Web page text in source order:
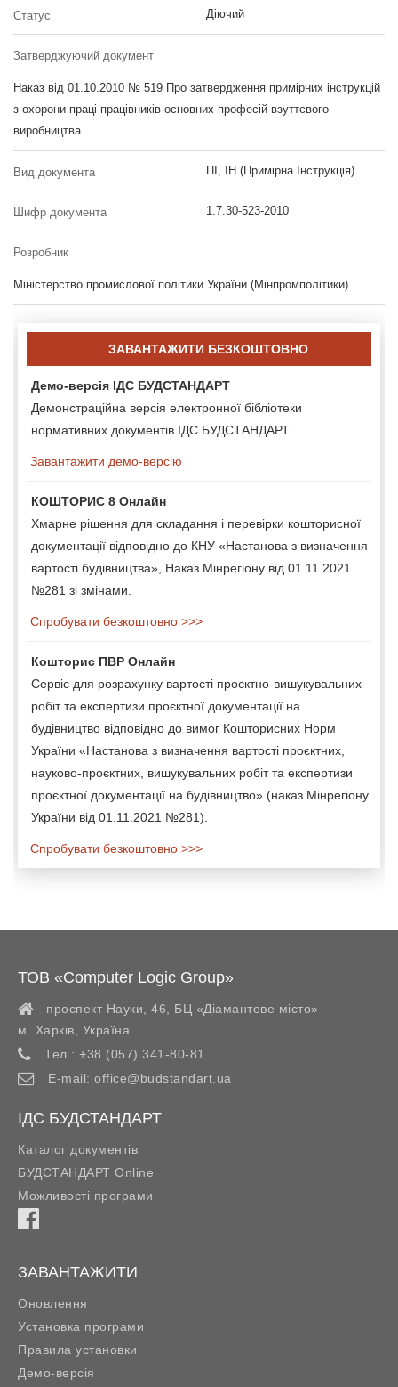
Статус Діючий
Затверджуючий документ
Наказ від 01.10.2010 № 519 Про затвердження примірних інструкцій
з охорони праці працівників основних професій взуттєвого
виробництва
Вид документа ПІ, ІН (Примірна Інструкція)
Шифр документа 1.7.30-523-2010
Розробник
Міністерство промислової політики України (Мінпромполітики)
ЗАВАНТАЖИТИ БЕЗКОШТОВНО
Демо-версія ІДС БУДСТАНДАРТ
Демонстраційна версія електронної бібліотеки
нормативних документів ІДС БУДСТАНДАРТ.
Завантажити демо-версію
КОШТОРИС 8 Онлайн
Хмарне рішення для складання і перевірки кошторисної
документації відповідно до КНУ «Настанова з визначення
вартості будівництва», Наказ Мінрегіону від 01.11.2021
№281 зі змінами.
Спробувати безкоштовно >>>
Кошторис ПВР Онлайн
Сервіс для розрахунку вартості проєктно-вишукувальних
робіт та експертизи проєктної документації на
будівництво відповідно до вимог Кошторисних Норм
України «Настанова з визначення вартості проєктних,
науково-проєктних, вишукувальних робіт та експертизи
проєктної документації на будівництво» (наказ Мінрегіону
України від 01.11.2021 №281).
Спробувати безкоштовно >>>
ТОВ «Computer Logic Group»
проспект Науки, 46, БЦ «Діамантове місто»
м. Харків
Україна
Тел.: +38 (057) 341-80-81
E-mail: office@budstandart.ua
ІДС БУДСТАНДАРТ
Каталог документів
БУДСТАНДАРТ Online
Можливості програми
ЗАВАНТАЖИТИ
Оновлення
Установка програми
Правила установки
Демо-версія